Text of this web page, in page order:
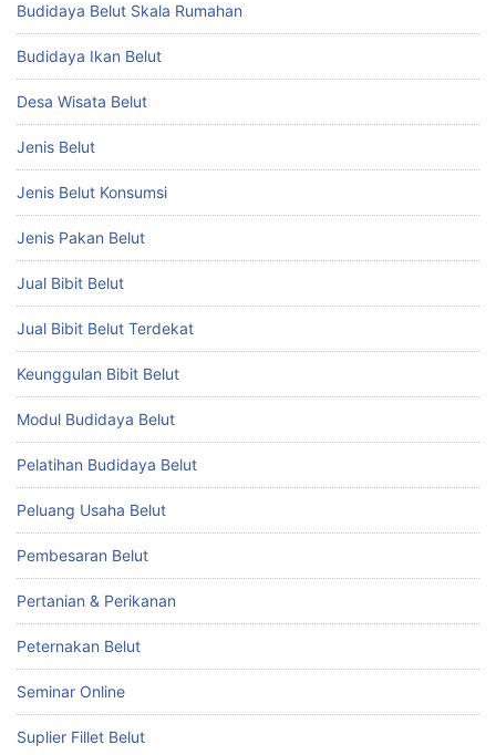
Budidaya Belut Skala Rumahan
Budidaya Ikan Belut
Desa Wisata Belut
Jenis Belut
Jenis Belut Konsumsi
Jenis Pakan Belut
Jual Bibit Belut
Jual Bibit Belut Terdekat
Keunggulan Bibit Belut
Modul Budidaya Belut
Pelatihan Budidaya Belut
Peluang Usaha Belut
Pembesaran Belut
Pertanian & Perikanan
Peternakan Belut
Seminar Online
Suplier Fillet Belut